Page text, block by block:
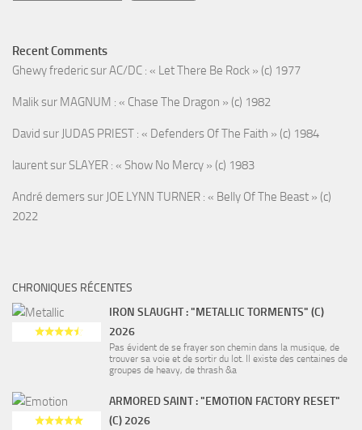
Recent Comments
Ghewy fredericsurAC/DC : « Let There Be Rock » (c) 1977
Maliksur MAGNUM : « Chase The Dragon » (c) 1982
David sur JUDAS PRIEST : « Defenders Of The Faith » (c) 1984
laurentsur SLAYER : « Show No Mercy » (c) 1983
André demerssur JOE LYNN TURNER : « Belly Of The Beast » (c)
2022
CHRONIQUES RÉCENTES
IRON SLAUGHT : "METALLIC TORMENTS" (C)
2026
Pas évident de se frayer son chemin dans la musique, de
trouver sa voie et de sortir du lot. Il existe des centaines de
groupes de heavy, de thrash &a
ARMORED SAINT : "EMOTION FACTORY RESET"
(C) 2026